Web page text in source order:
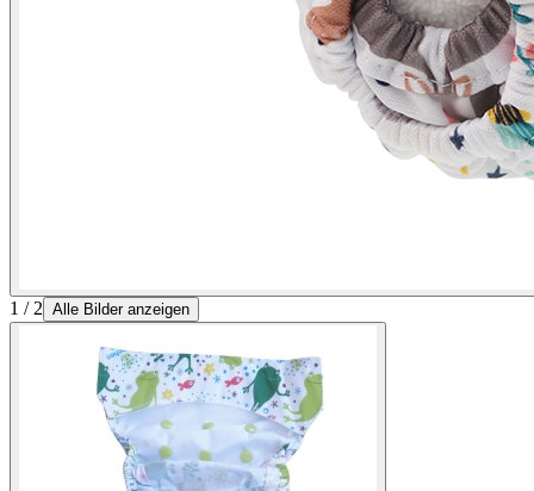
1 / 2 Alle Bilder anzeigen